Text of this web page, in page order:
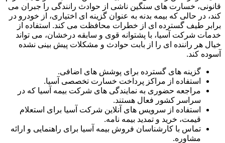
قانونی، خسارت های سنگین ناشی از حوادث رانندگی را جبران می
کند، در حالی که بیمه بدنه به عنوان گزینه ای اختیاری، از خودرو در
برابر طیف گسترده ای از خطرات محافظت می کند. استفاده از
خدمات شرکت آسیا، با پشتوانه قوی و سابقه درخشان، می تواند
خیال هر راننده ای را از بابت حوادث و مشکلات پیش بینی نشده
آسوده کند.
گزینه های گسترده برای پوشش های اضافی.
استفاده از مراکز پرداخت خسارت تخصصی آسیا.
مراجعه حضوری به نمایندگی های شرکت بیمه آسیا که در
سراسر کشور فعال هستند.
استفاده از سرویس های آنلاین شرکت آسیا برای استعلام
قیمت، خرید و تمدید بیمه نامه.
تماس با کارشناسان فروش بیمه آسیا برای راهنمایی و ارائه
مشاوره.